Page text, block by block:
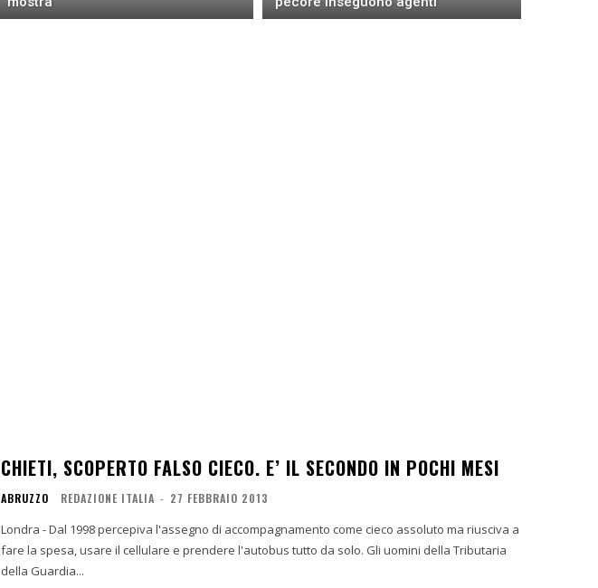
CHIETI, SCOPERTO FALSO CIECO. E’ IL SECONDO IN POCHI MESI
ABRUZZO REDAZIONE ITALIA - 27 FEBBRAIO 2013
Londra - Dal 1998 percepiva l'assegno di accompagnamento come cieco assoluto ma riusciva a
fare la spesa, usare il cellulare e prendere l'autobus tutto da solo. Gli uomini della Tributaria
della Guardia...